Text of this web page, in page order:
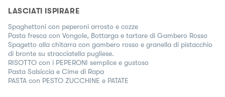
LASCIATI ISPIRARE
Spaghettoni con peperoni arrosto e cozze
Pasta fresca con Vongole, Bottarga e tartare di Gambero Rosso
Spagetto alla chitarra con gambero rosso e granella di pistacchio
di bronte su stracciatella pugliese.
RISOTTO con i PEPERONI semplice e gustoso
Pasta Salsiccia e Cime di Rapa
PASTA con PESTO ZUCCHINE e PATATE